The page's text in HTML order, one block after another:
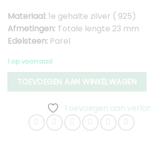
Materiaal:1e gehalte zilver ( 925)
Afmetingen: Totale lengte 23 mm
Edelsteen: Parel
1 op voorraad
TOEVOEGEN AAN WINKELWAGEN
Toevoegen aan